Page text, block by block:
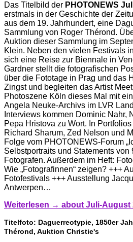
Das Titelbild der PHOTONEWS
erstmals in der Geschichte der
aus dem 19. Jahrhundert, eine
Sammlung von Roger Thérond.
Auktion dieser Sammlung im
Klein. Neben den vielen Festivals
sich eine Reise zur Biennale in
Gardner stellt die fotografischen
über die Fototage in Prag und das
Zingst und begleiten das Artist
Photoszene Köln dieses Mal mit
Angela Neuke-Archivs im LVR
Interviews kommen Dominic Nahr,
Pepa Hristova zu Wort. In
Richard Sharum, Zed Nelson und
Folge vom PHOTONEWS-Forum
Selbstportraits und Statements von
Fotografen. Außerdem im Heft:
Wie „Fotografinnen“ zeigen? +++
Fotofestivals +++ Ausstellung
Antwerpen…
Weiterlesen → about Juli-August
Titelfoto: Daguerreotypie, 1850er
Thérond, Auktion Christie's